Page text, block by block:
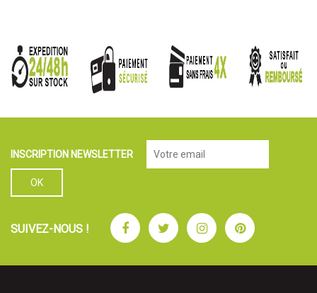
INSCRIPTION NEWSLETTER
SUIVEZ-NOUS ! FacebookTwitterInstagramPinterest